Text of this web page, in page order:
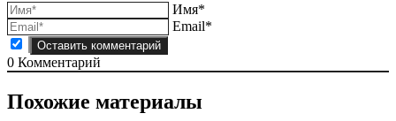
Имя*
Email*
0 Комментарий
Похожие материалы